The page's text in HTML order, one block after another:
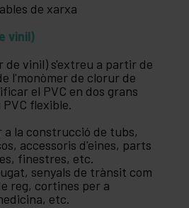
de xarxa
vinil)
de vinil) s'extreu a partir de
l'monòmer de clorur de
el PVC en dos grans
flexible.
la construcció de tubs,
accessoris d'eines, parts
finestres, etc.
senyals de trànsit com
reg, cortines per a
etc.